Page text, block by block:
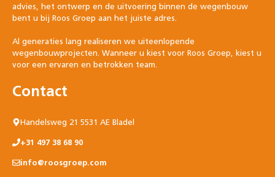
advies, het ontwerp en de uitvoering binnen de wegenbouw
bent u bij Roos Groep aan het juiste adres.
Al generaties lang realiseren we uiteenlopende
wegenbouwprojecten. Wanneer u kiest voor Roos Groep, kiest u
voor een ervaren en betrokken team.
Contact
Handelsweg 21 5531 AE Bladel
+31 497 38 68 90
info@roosgroep.com